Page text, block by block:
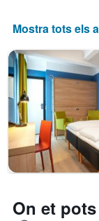
Mostra tots els
On et